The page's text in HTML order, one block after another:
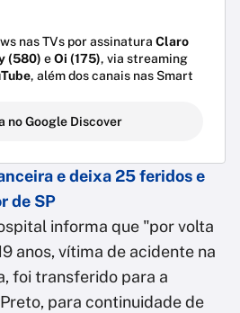
nas TVs por assinatura Claro
(580) eOi (175), via streaming
, além dos canais nas Smart
no Google Discover
e deixa 25 feridos e
de SP
informa que "por volta
anos, vítima de acidente na
foi transferido para a
para continuidade de